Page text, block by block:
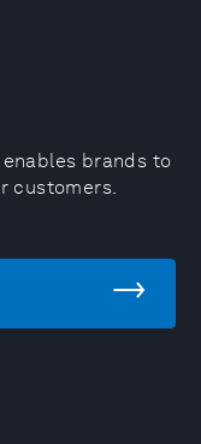
brands to
customers.